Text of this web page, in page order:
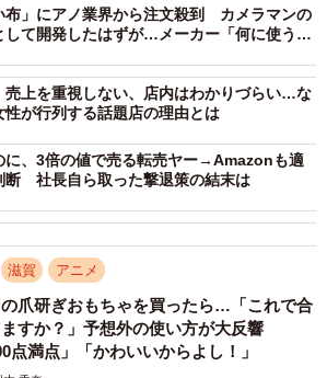
で、約６千枚を発行した。昨年１２
駅前の観光案内所で配布を始め、初
枚を配った。
ぐにフリーマーケットアプリ「メル
うになり、１月１５日時点で１５０
た。多くは販売済みで７５００円の
みられる。
布」にアノ業界から注文殺到 カメラマンの
して開発したはずが…メーカー「何に使うの
売上を重視しない、店内はわかりづらい…な
が行列する話題店の理由とは
に、3倍の値で売る転売ヤー→Amazonも適
断 社長自ら取った撃退策の結末は
滋賀 アニメ
爪研ぎおもちゃを買ったら…「これで合
ますか？」予想外の使い方が大反響
点満点」「かわいいからよし！」